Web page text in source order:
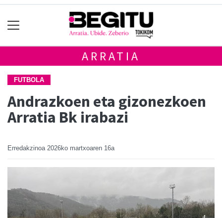
ARRATIA
FUTBOLA
Andrazkoen eta gizonezkoen
Arratia Bk irabazi
Erredakzinoa 2026ko martxoaren 16a